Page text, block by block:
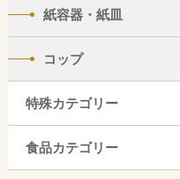
紙容器・紙皿
コップ
特殊カテゴリー
食品カテゴリー